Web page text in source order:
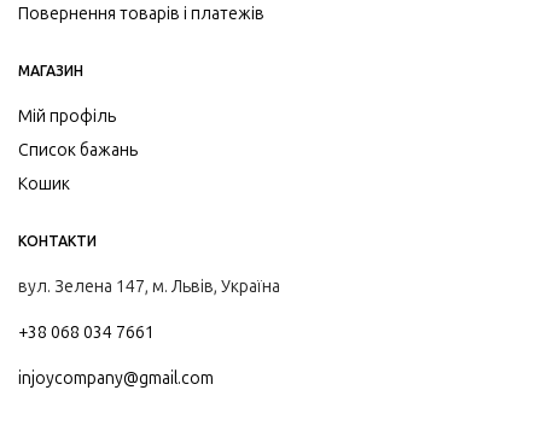
Повернення товарів і платежів
МАГАЗИН
Мій профіль
Список бажань
Кошик
КОНТАКТИ
вул. Зелена 147, м. Львів, Україна
+38 068 034 7661
injoycompany@gmail.com